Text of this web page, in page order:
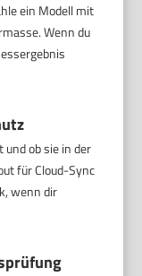
ein Modell mit
Wenn du
und ob sie in der
für Cloud-Sync
wenn dir